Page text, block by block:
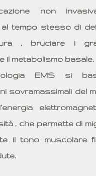
non
al tempo stesso di
, bruciare i
il metabolismo basale.
EMS si
sovramassimali del
, che permette di
il tono muscolare